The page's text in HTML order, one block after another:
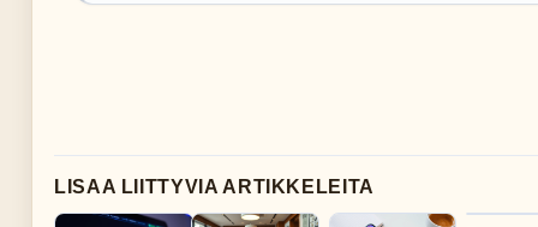
LISAA LIITTYVIA ARTIKKELEITA